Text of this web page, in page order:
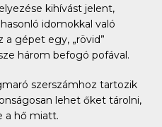
kihívást jelent,
idomokkal való
a gépet egy, „rövid”
három befogó pofával.
szerszámhoz tartozik
lehet őket tárolni,
a hő miatt.